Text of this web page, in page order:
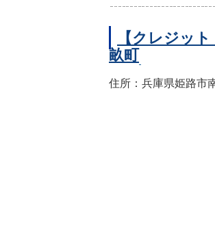
【クレジッ
畝町
住所：兵庫県姫路市